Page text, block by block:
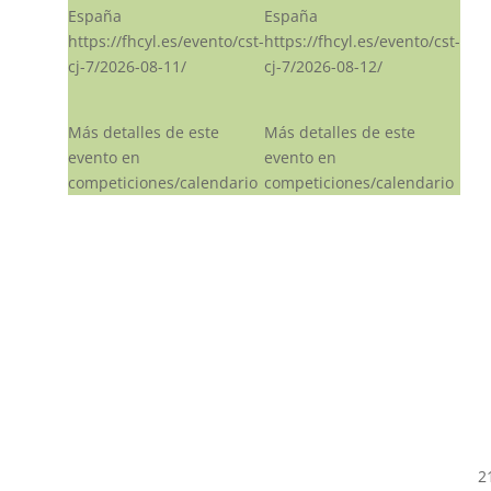
España
https://fhcyl.es/evento/cst-
cj-7/2026-08-11/
Más detalles de este
evento en
competiciones/calendario
España
https://fhcyl.es/evento/cst-
cj-7/2026-08-12/
Más detalles de este
evento en
competiciones/calendario